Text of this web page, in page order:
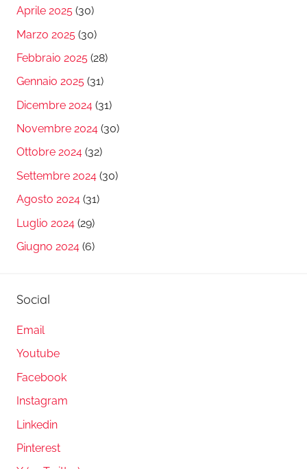
Aprile 2025 (30)
Marzo 2025 (30)
Febbraio 2025 (28)
Gennaio 2025 (31)
Dicembre 2024 (31)
Novembre 2024 (30)
Ottobre 2024 (32)
Settembre 2024 (30)
Agosto 2024 (31)
Luglio 2024 (29)
Giugno 2024 (6)
Social
Email
Youtube
Facebook
Instagram
Linkedin
Pinterest